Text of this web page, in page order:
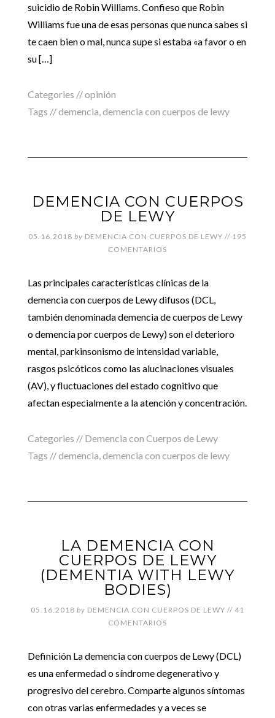
suicidio de Robin Williams. Confieso que Robin
Williams fue una de esas personas que nunca sabes si
te caen bien o mal, nunca supe si estaba «a favor o en
su […]
Categories //opinión
Tags //demencia,demencia con cuerpos de lewy
DEMENCIA CON CUERPOS
DE LEWY
05.16.2018 by DEMENCIA CON CUERPOS DE LEWY // 195
COMENTARIOS
Las principales características clínicas de la
demencia con cuerpos de Lewy difusos (DCL,
también denominada demencia de cuerpos de Lewy
o demencia por cuerpos de Lewy) son el deterioro
mental, parkinsonismo de intensidad variable,
rasgos psicóticos como las alucinaciones visuales
(AV), y fluctuaciones del estado cognitivo que
afectan especialmente a la atención y concentración.
Categories // Demencia con Cuerpos de Lewy
Tags //demencia,demencia con cuerpos de lewy
LA DEMENCIA CON
CUERPOS DE LEWY
(DEMENTIA WITH LEWY
BODIES)
05.16.2018 by DEMENCIA CON CUERPOS DE LEWY // 41
COMENTARIOS
Definición La demencia con cuerpos de Lewy (DCL)
es una enfermedad o síndrome degenerativo y
progresivo del cerebro. Comparte algunos síntomas
con otras varias enfermedades y a veces se